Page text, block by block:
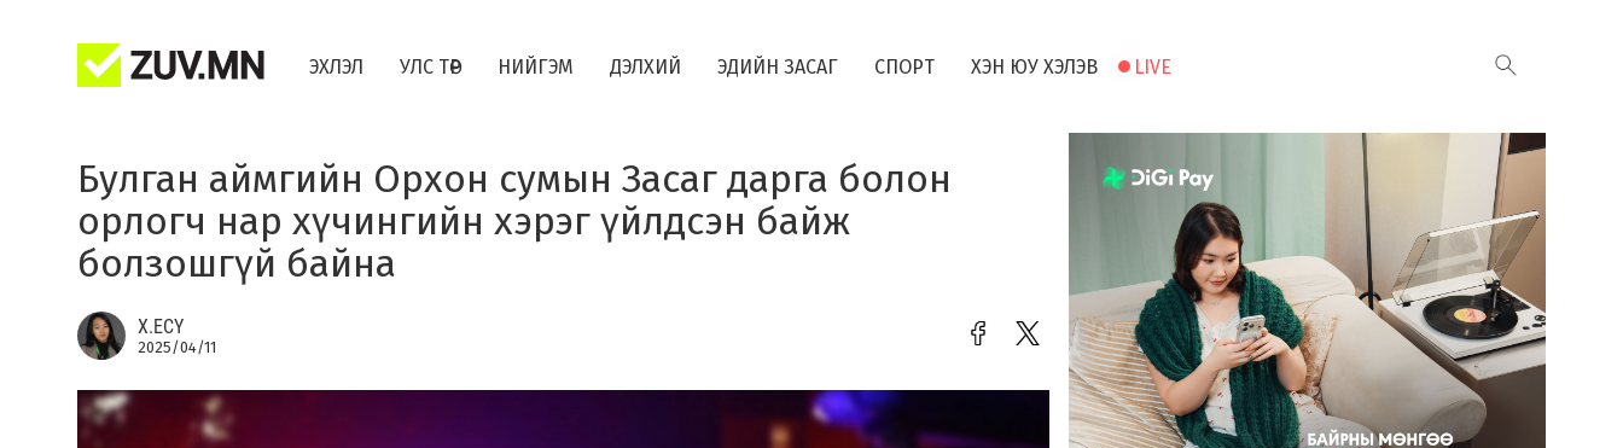
ЭХЛЭЛ УЛС ТӨР НИЙГЭМ ДЭЛХИЙ ЭДИЙН ЗАСАГ СПОРТ ХЭН ЮУ ХЭЛЭВ LIVE
Булган аймгийн Орхон сумын Засаг дарга болон
орлогч нар хүчингийн хэрэг үйлдсэн байж
болзошгүй байна
Х.ЕСҮ
2025/04/11